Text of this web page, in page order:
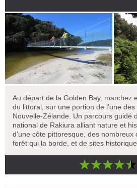
Au départ de la Golden Bay, marchez
du littoral, sur une portion de l'une des
Nouvelle-Zélande. Un parcours guidé
national de Rakiura alliant nature et
d'une côte pittoresque, des nombreux
forêt qui la borde, et de sites